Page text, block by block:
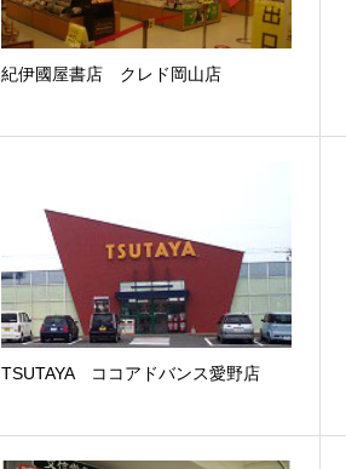
紀伊國屋書店 クレド岡山店
TSUTAYA ココアドバンス愛野店